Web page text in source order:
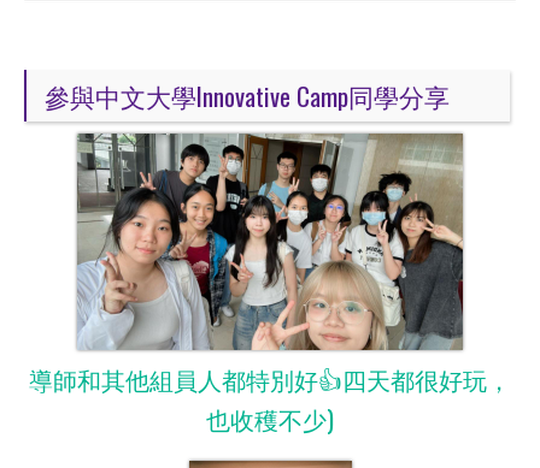
參與中文大學Innovative Camp同學分享
導師和其他組員人都特別好👍四天都很好玩，
也收穫不少)